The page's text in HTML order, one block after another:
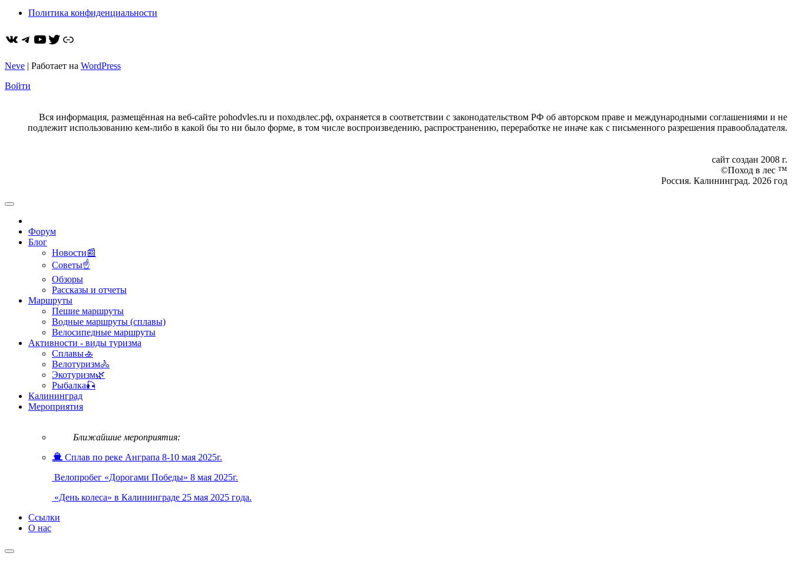
Политика конфиденциальности
ВКонтакте
Telegram
YouTube
Twitter
https://dzen.ru/pohodvles
Neve | Работает на WordPress
Войти
Вся информация, размещённая на веб-сайте pohodvles.ru и походвлес.рф, охраняется в соответствии с законодательством РФ об авторском праве и международными соглашениями и не
подлежит использованию кем-либо в какой бы то ни было форме, в том числе воспроизведению, распространению, переработке не иначе как с письменного разрешения правообладателя.
сайт создан 2008 г.
©Поход в лес ™
Россия. Калининград. 2026 год
Форум
Блог
Новости📰
Советы☝
Обзоры
Рассказы и отчеты
Маршруты
Пешие маршруты
Водные маршруты (сплавы)
Велосипедные маршруты
Активности - виды туризма
Сплавы🚣
Велотуризм🚴
Экотуризм🌿
Рыбалка🎣
Калининград
Мероприятия
Ближайшие мероприятия:
Сплав по реке Анграпа 8-10 мая 2025г.
Велопробег «Дорогами Победы» 8 мая 2025г.
«День колеса» в Калининграде 25 мая 2025 года.
Ссылки
О нас